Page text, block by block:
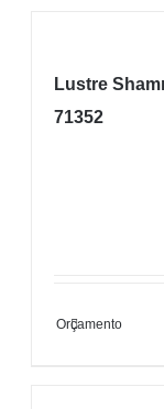
Lustre
71352
Orçamento